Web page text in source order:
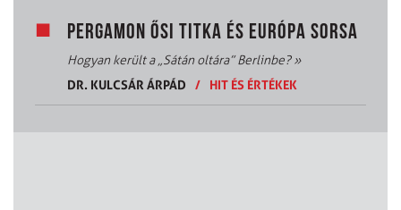
PERGAMON ŐSI TITKA ÉS EURÓPA SORSA
Hogyan került a „Sátán oltára” Berlinbe?»
DR. KULCSÁR ÁRPÁD
/ HIT ÉS ÉRTÉKEK